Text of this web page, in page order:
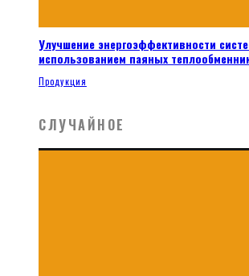
Улучшение энергоэффективности
использованием паяных
Продукция
СЛУЧАЙНОЕ